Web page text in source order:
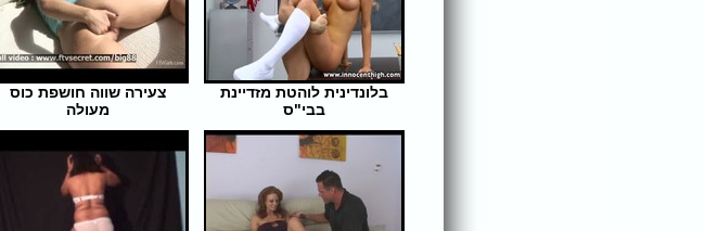
בלונדינית לוהטת מזדיינת
בבי"ס
צעירה שווה חושפת כוס
מעולה